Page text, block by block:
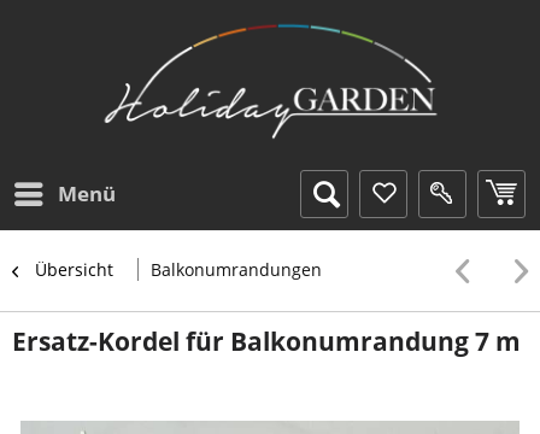
Menü
Übersicht Balkonumrandungen
Ersatz-Kordel für Balkonumrandung 7 m